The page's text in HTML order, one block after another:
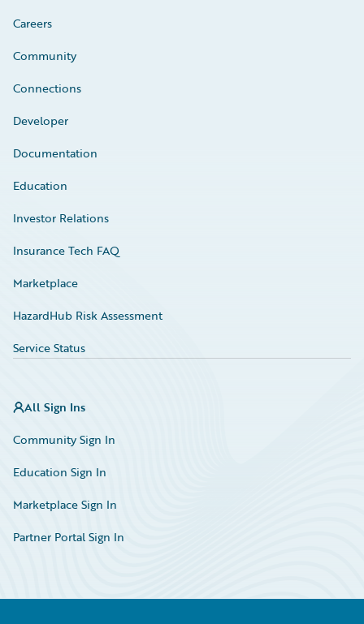
Careers
Community
Connections
Developer
Documentation
Education
Investor Relations
Insurance Tech FAQ
Marketplace
HazardHub Risk Assessment
Service Status
All Sign Ins
Community Sign In
Education Sign In
Marketplace Sign In
Partner Portal Sign In